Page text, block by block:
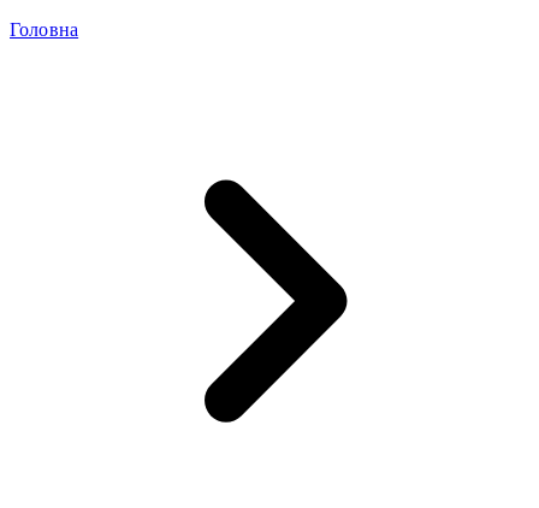
Головна